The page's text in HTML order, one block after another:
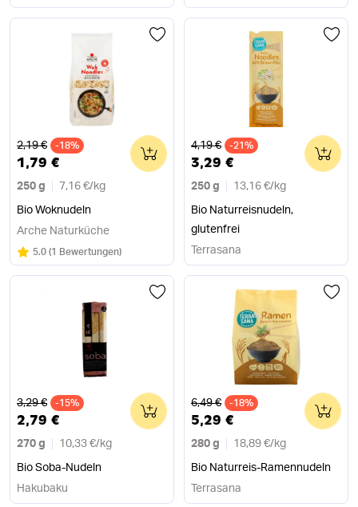
Alter Preis
2,19 € -18%
1,79 €
250 g 7,16 €/ kg
Bio Woknudeln
0
Arche Naturküche
Bewertung:
5.0/5
(1 Bewertungen)
Alter Preis
4,19 € -21%
3,29 €
250 g 13,16 €/ kg
Bio Naturreisnudeln,
glutenfrei
0
Terrasana
Alter Preis
3,29 € -15%
2,79 €
270 g 10,33 €/ kg
Bio Soba-Nudeln
0
Hakubaku
Alter Preis
6,49 € -18%
5,29 €
280 g 18,89 €/ kg
Bio Naturreis-Ramennudeln
0
Terrasana